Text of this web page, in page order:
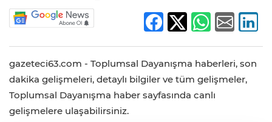
gazeteci63.com - Toplumsal Dayanışma haberleri, son
dakika gelişmeleri, detaylı bilgiler ve tüm gelişmeler,
Toplumsal Dayanışma haber sayfasında canlı
gelişmelere ulaşabilirsiniz.